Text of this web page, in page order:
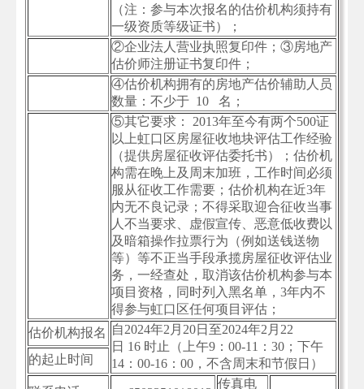
（注：参与本次报名的估价机构须持有
一级资质等级证书）；
②企业法人营业执照复印件；③房地产
估价师注册证书复印件；
④估价机构拥有的房地产估价辅助人员
数量：不少于 10 名；
⑤其它要求： 2013年至今有两个500证
以上虹口区房屋征收地块评估工作经验
（提供房屋征收评估委托书）；估价机
构需在晚上及周末加班，工作时间必须
服从征收工作需要；估价机构在近3年
内无不良记录；不得采取迎合征收当事
人不当要求、虚假宣传、恶意低收费以
及暗箱操作拉票行为（例如送钱送物
等）等不正当手段承揽房屋征收评估业
务，一经查处，取消该估价机构参与本
项目资格，同时列入黑名单，3年内不
得参与虹口区任何项目评估；
估价机构报名 自2024年2月20日至2024年2月22
日 16 时止（上午9：00-11：30；下午
14：00-16：00，不含周末和节假日）
的起止时间
传真电